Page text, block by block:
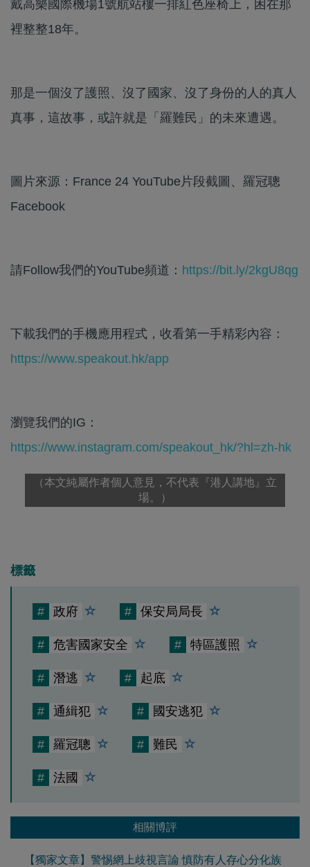
戴高樂國際機場1號航站樓一排紅色座椅上，困在那
裡整整18年。
那是一個沒了護照、沒了國家、沒了身份的人的真人
真事，這故事，或許就是「羅難民」的未來遭遇。
圖片來源：France 24 YouTube片段截圖、羅冠聰
Facebook
請Follow我們的YouTube頻道： https://bit.ly/2kgU8qg
下載我們的手機應用程式，收看第一手精彩內容：
https://www.speakout.hk/app
瀏覽我們的IG：
https://www.instagram.com/speakout_hk/?hl=zh-hk
（本文純屬作者個人意見，不代表『港人講地』立
場。）
標籤
# 政府 # 保安局局長
# 危害國家安全 # 特區護照
# 潛逃 # 起底
# 通緝犯 # 國安逃犯
# 羅冠聰 # 難民
# 法國
相關博評
【獨家文章】警惕網上歧視言論 慎防有人存心分化族